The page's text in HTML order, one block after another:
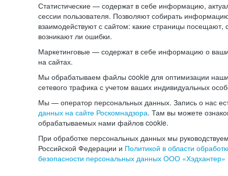
Статистические — содержат в себе информацию,
сессии пользователя. Позволяют собирать
взаимодействуют с сайтом: какие страницы посещают,
возникают ли ошибки.
Маркетинговые — содержат в себе информацию о
на сайтах.
Мы обрабатываем файлы cookie для оптимизации
сетевого трафика с учетом ваших индивидуальных
Мы — оператор персональных данных. Запись о нас
данных на сайте Роскомнадзора. Там вы можете
обрабатываемых нами файлов cookie.
При обработке персональных данных мы
Российской Федерации и Политикой в области
безопасности персональных данных ООО «Хэдхантер»